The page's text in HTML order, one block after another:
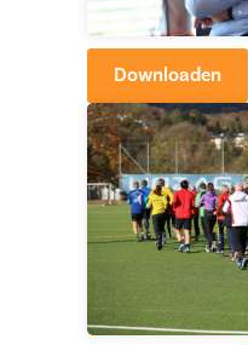
Downloaden